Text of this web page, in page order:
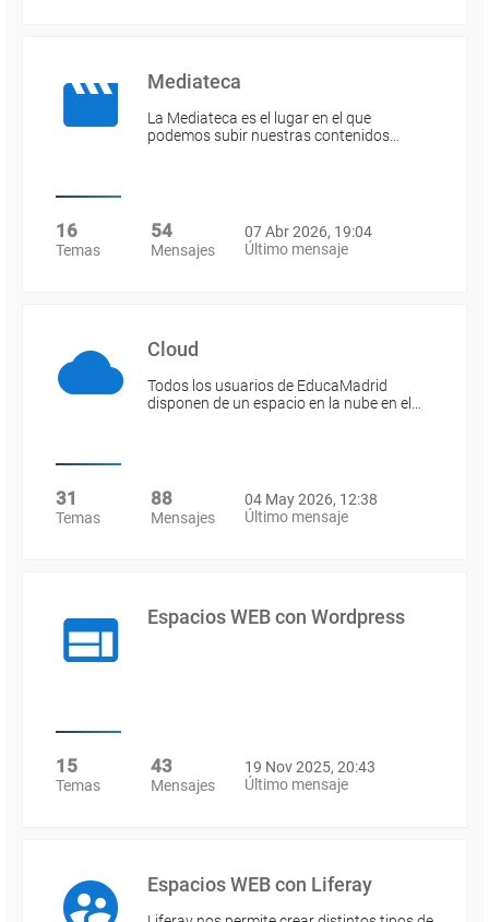
Mediateca
La Mediateca es el lugar en el que
podemos subir nuestras contenidos…
16
Temas
54
Mensajes
07 Abr 2026, 19:04
Último mensaje
Cloud
Todos los usuarios de EducaMadrid
disponen de un espacio en la nube en el…
31
Temas
88
Mensajes
04 May 2026, 12:38
Último mensaje
Espacios WEB con Wordpress
15
Temas
43
Mensajes
19 Nov 2025, 20:43
Último mensaje
Espacios WEB con Liferay